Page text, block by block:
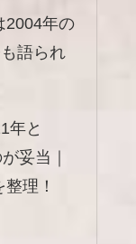
2004年の
語られ
年と
妥当｜
理！